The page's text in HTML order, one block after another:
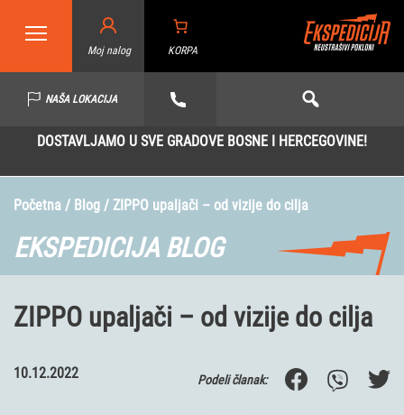
Moj nalog KORPA
NAŠA LOKACIJA
DOSTAVLJAMO U SVE GRADOVE BOSNE I HERCEGOVINE!
Početna / Blog / ZIPPO upaljači – od vizije do cilja
EKSPEDICIJA BLOG
ZIPPO upaljači – od vizije do cilja
10.12.2022 Podeli članak: